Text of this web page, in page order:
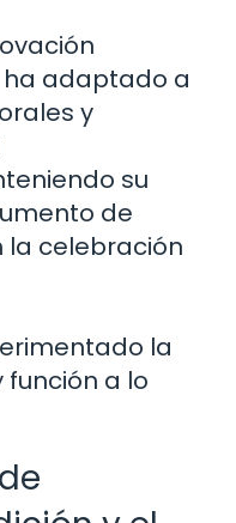
adaptado a
y
su
de
la celebración
la
función a lo